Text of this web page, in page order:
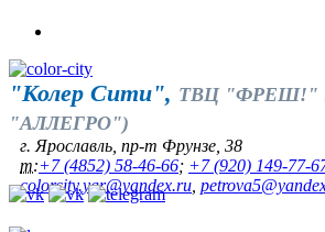
"Колер Сити", ТВЦ "ФРЕШ!"
"АЛЛЕГРО")
г. Ярославль, пр-т Фрунзе, 38
т:+7 (4852) 58-46-66; +7 (920) 149-77-
colorcity.yar@yandex.ru